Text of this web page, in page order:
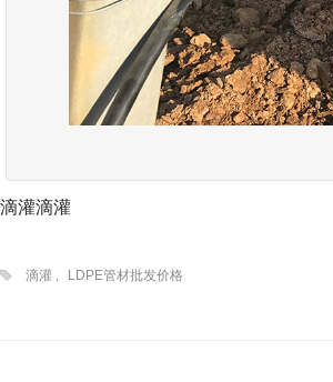
滴灌滴灌
滴灌 , LDPE管材批发价格